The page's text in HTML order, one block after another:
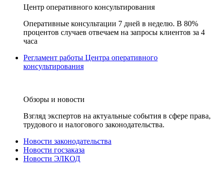
Центр оперативного консультирования
Оперативные консультации 7 дней в неделю. В 80%
процентов случаев отвечаем на запросы клиентов за 4
часа
Регламент работы Центра оперативного
консультирования
Обзоры и новости
Взгляд экспертов на актуальные события в сфере права,
трудового и налогового законодательства.
Новости законодательства
Новости госзаказа
Новости ЭЛКОД